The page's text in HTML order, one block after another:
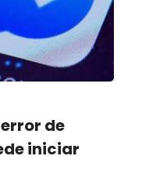
de
iniciar